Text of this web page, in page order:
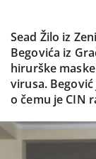
Sead Žilo iz
Begovića iz
hirurške
virusa.
o čemu je CIN